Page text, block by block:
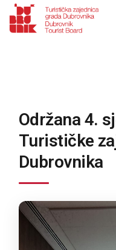
Održana 4.
Turističke
Dubrovnika